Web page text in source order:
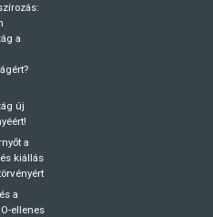
a
új
a
kiállás
a
ellenes